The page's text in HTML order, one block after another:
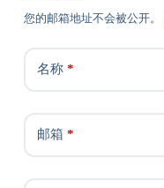
您的邮箱地址不会被公开。
名称*
邮箱 *